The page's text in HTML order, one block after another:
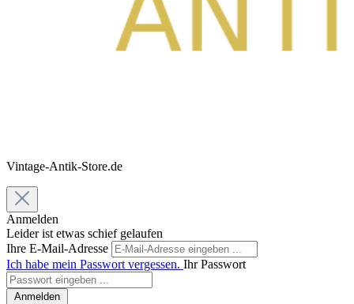
Vintage-Antik-Store.de
Anmelden
Leider ist etwas schief gelaufen
Ihre E-Mail-Adresse
Ich habe mein Passwort vergessen. Ihr Passwort
Anmelden